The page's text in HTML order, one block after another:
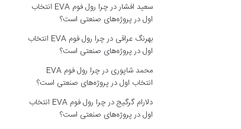
سعید افشاردر
چرا رول فوم EVA انتخاب
اول در پروژه‌های صنعتی است؟
بهرنگ عراقی در
چرا رول فوم EVA انتخاب
اول در پروژه‌های صنعتی است؟
محمد شاپوری در
چرا رول فوم EVA
انتخاب اول در پروژه‌های صنعتی است؟
دلارام گرگیجدر
چرا رول فوم EVA انتخاب
اول در پروژه‌های صنعتی است؟